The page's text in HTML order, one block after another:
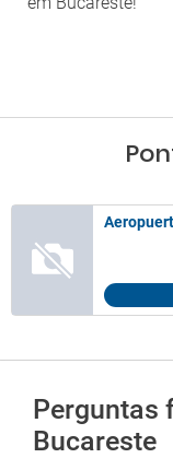
Perguntas
Bucareste